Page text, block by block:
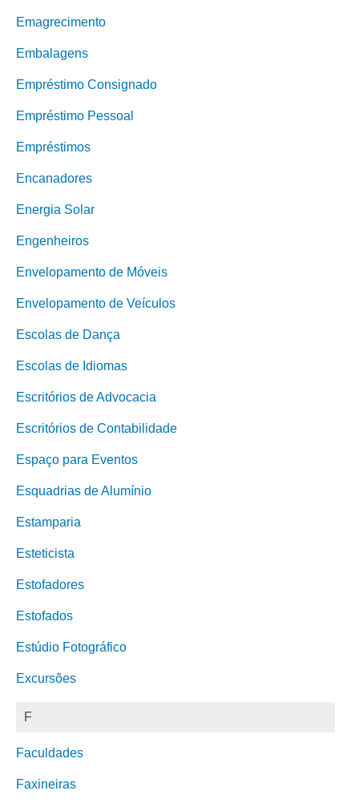
Emagrecimento
Embalagens
Empréstimo Consignado
Empréstimo Pessoal
Empréstimos
Encanadores
Energia Solar
Engenheiros
Envelopamento de Móveis
Envelopamento de Veículos
Escolas de Dança
Escolas de Idiomas
Escritórios de Advocacia
Escritórios de Contabilidade
Espaço para Eventos
Esquadrias de Alumínio
Estamparia
Esteticista
Estofadores
Estofados
Estúdio Fotográfico
Excursões
F
Faculdades
Faxineiras